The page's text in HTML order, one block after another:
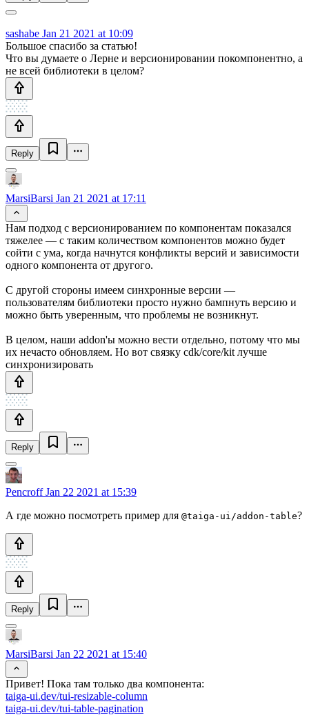
sashabe Jan 21 2021 at 10:09
Большое спасибо за статью!
Что вы думаете о Лерне и версионировании покомпонентно, а
не всей библиотеки в целом?
Reply
MarsiBarsi Jan 21 2021 at 17:11
Нам подход с версионированием по компонентам показался
тяжелее — с таким количеством компонентов можно будет
сойти с ума, когда начнутся конфликты версий и зависимости
одного компонента от другого.
С другой стороны имеем синхронные версии —
пользователям библиотеки просто нужно бампнуть версию и
можно быть уверенным, что проблемы не возникнут.
В целом, наши addon'ы можно вести отдельно, потому что мы
их нечасто обновляем. Но вот связку cdk/core/kit лучше
синхронизировать
Reply
PencroffJan 22 2021 at 15:39
А где можно посмотреть пример для @taiga-ui/addon-table?
Reply
MarsiBarsi Jan 22 2021 at 15:40
Привет! Пока там только два компонента:
taiga-ui.dev/tui-resizable-column
taiga-ui.dev/tui-table-pagination